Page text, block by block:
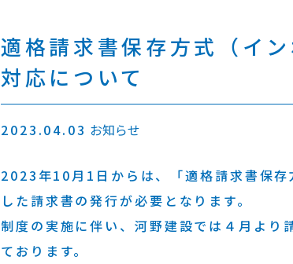
適格請求書保存方式（イ
対応について
2023.04.03 お知らせ
2023年10月1日からは、「適格請求書保
した請求書の発行が必要となります。
制度の実施に伴い、河野建設では４月より
ております。